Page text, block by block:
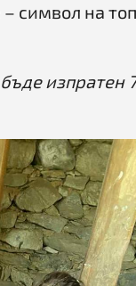
символ на
изпратен